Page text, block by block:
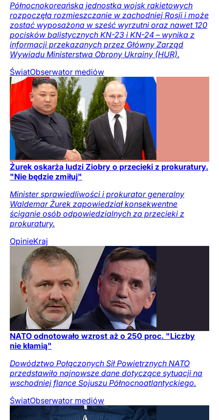
Północnokoreańska jednostka wojsk rakietowych
rozpoczęła rozmieszczanie w zachodniej Rosji i może
zostać wyposażona w sześć wyrzutni oraz nawet 120
pocisków balistycznych KN-23 i KN-24 – wynika z
informacji przekazanych przez Główny Zarząd
Wywiadu Ministerstwa Obrony Ukrainy (HUR).
ŚwiatObserwator mediów
Żurek oskarża ludzi Ziobry o przecieki z prokuratury.
"Nie będzie zmiłuj"
Minister sprawiedliwości i prokurator generalny
Waldemar Żurek zapowiedział konsekwentne
ściganie osób odpowiedzialnych za przecieki z
prokuratury.
OpinieKraj
NATO odnotowało wzrost aż o 250 proc. "Liczby
nie kłamią"
Dowództwo Połączonych Sił Powietrznych NATO
przedstawiło najnowsze dane dotyczące sytuacji na
wschodniej flance Sojuszu Północnoatlantyckiego.
ŚwiatObserwator mediów